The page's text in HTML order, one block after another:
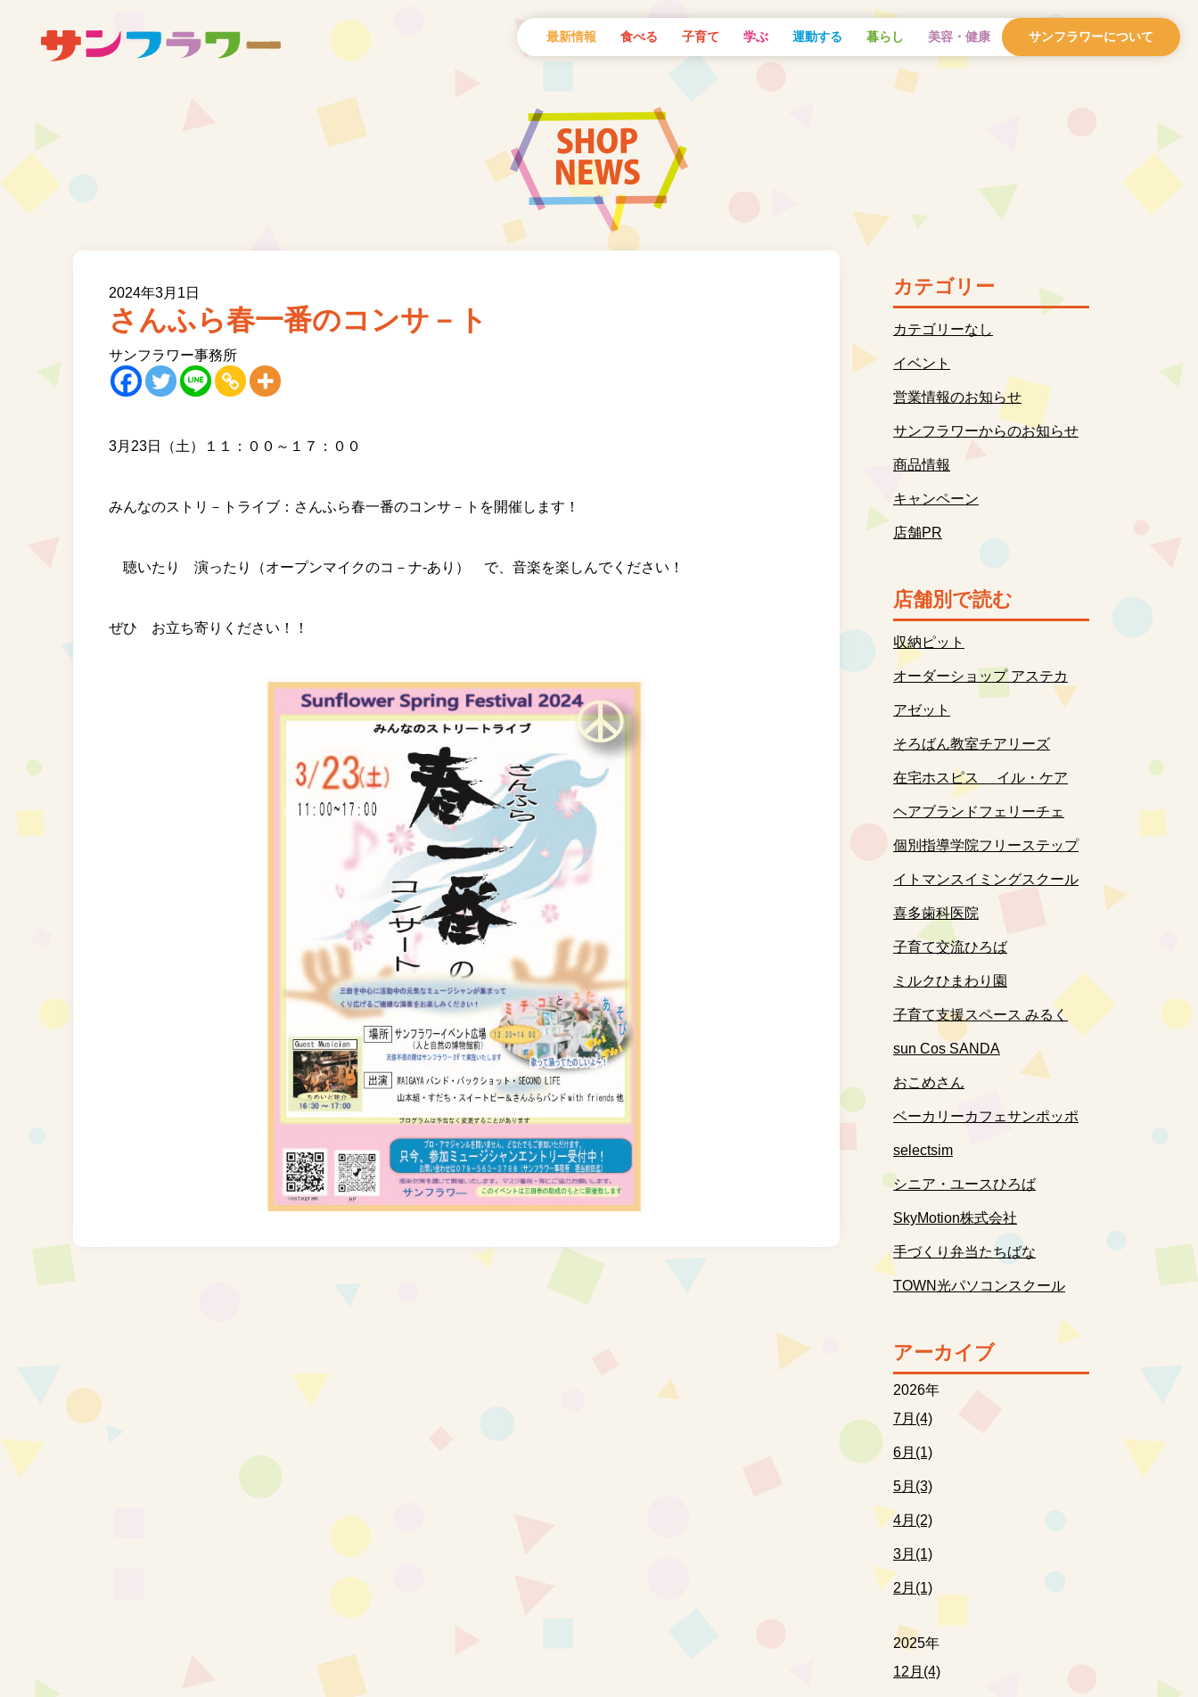
最新情報 食べる 子育て 学ぶ 運動する 暮らし 美容・健康 サンフラワーについて
2024年3月1日
さんふら春一番のコンサ－ト
サンフラワー事務所
3月23日（土）１１：００～１７：００
みんなのストリ－トライブ：さんふら春一番のコンサ－トを開催します！
聴いたり 演ったり（オープンマイクのコ－ナ‐あり） で、音楽を楽しんでください！
ぜひ お立ち寄りください！！
カテゴリー
カテゴリーなし
イベント
営業情報のお知らせ
サンフラワーからのお知らせ
商品情報
キャンペーン
店舗PR
店舗別で読む
収納ピット
オーダーショップ アステカ
アゼット
そろばん教室チアリーズ
在宅ホスピス イル・ケア
ヘアブランドフェリーチェ
個別指導学院フリーステップ
イトマンスイミングスクール
喜多歯科医院
子育て交流ひろば
ミルクひまわり園
子育て支援スペース みるく
sun Cos SANDA
おこめさん
ベーカリーカフェサンポッポ
selectsim
シニア・ユースひろば
SkyMotion株式会社
手づくり弁当たちばな
TOWN光パソコンスクール
アーカイブ
2026年
7月(4)
6月(1)
5月(3)
4月(2)
3月(1)
2月(1)
2025年
12月(4)